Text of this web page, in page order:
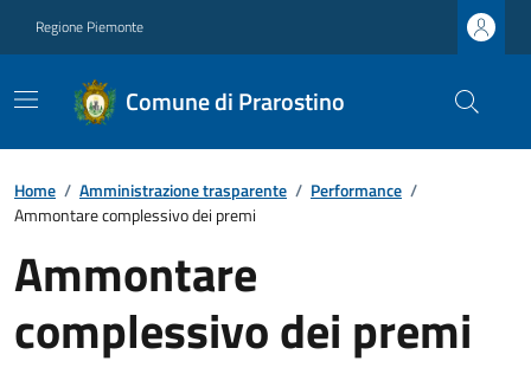
Regione Piemonte
Comune di Prarostino
Home / Amministrazione trasparente / Performance /
Ammontare complessivo dei premi
Ammontare
complessivo dei premi